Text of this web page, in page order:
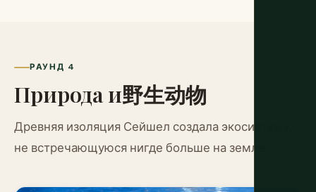
РАУНД 4
Природа и野生动物
Древняя изоляция Сейшел создала экосистему,
не встречающуюся нигде больше на земле.